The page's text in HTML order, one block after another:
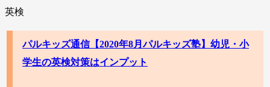
英検
パルキッズ通信【2020年8月パルキッズ塾】幼児・小
学生の英検対策はインプット